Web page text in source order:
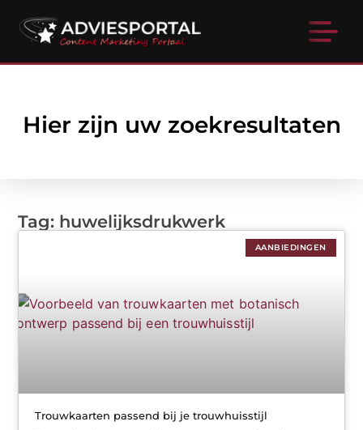
Hier zijn uw zoekresultaten
Tag: huwelijksdrukwerk
AANBIEDINGEN
Trouwkaarten passend bij je trouwhuisstijl